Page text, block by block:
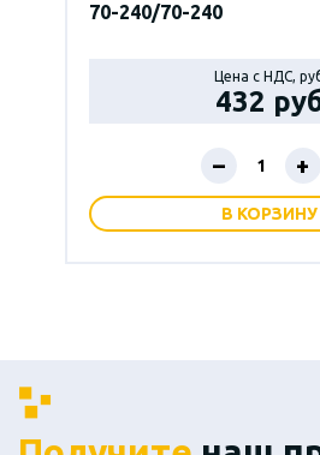
70-240/70-240
Цена с НДС,
432
– +
В КОРЗИНУ